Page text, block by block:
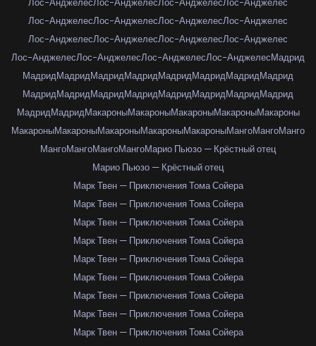
Лос-АнджелесЛос-АнджелесЛос-АнджелесЛос-Анджелес
Лос-АнджелесЛос-АнджелесЛос-АнджелесЛос-Анджелес
Лос-АнджелесЛос-АнджелесЛос-АнджелесЛос-Анджелес
Лос-АнджелесЛос-АнджелесЛос-АнджелесЛос-АнджелесМадрид
МадридМадридМадридМадридМадридМадридМадридМадрид
МадридМадридМадридМадридМадридМадридМадридМадрид
МадридМадридМакароныМакароныМакароныМакароныМакароны
МакароныМакароныМакароныМакароныМакароныМангоМангоМанго
МангоМангоМангоМангоМарио Пьюзо — Крёстный отец
Марио Пьюзо — Крёстный отец
Марк Твен — Приключения Тома Сойера
Марк Твен — Приключения Тома Сойера
Марк Твен — Приключения Тома Сойера
Марк Твен — Приключения Тома Сойера
Марк Твен — Приключения Тома Сойера
Марк Твен — Приключения Тома Сойера
Марк Твен — Приключения Тома Сойера
Марк Твен — Приключения Тома Сойера
Марк Твен — Приключения Тома Сойера